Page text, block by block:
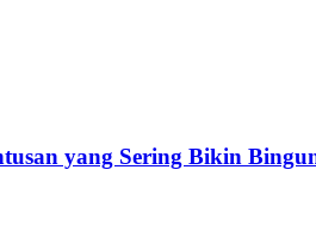
yang Sering Bikin